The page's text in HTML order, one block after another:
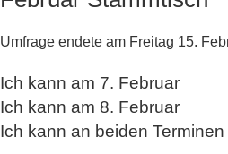
Umfrage endete am Freitag 15.
Ich kann am 7. Februar
Ich kann am 8. Februar
Ich kann an beiden Terminen